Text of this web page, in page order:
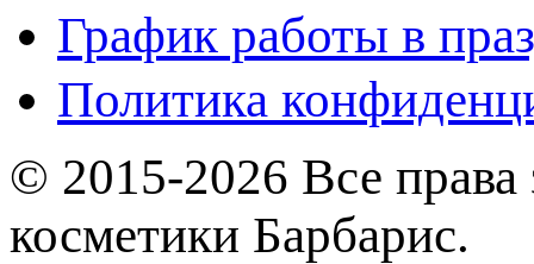
График работы в
Политика
© 2015-2026 Все
косметики Барбарис.